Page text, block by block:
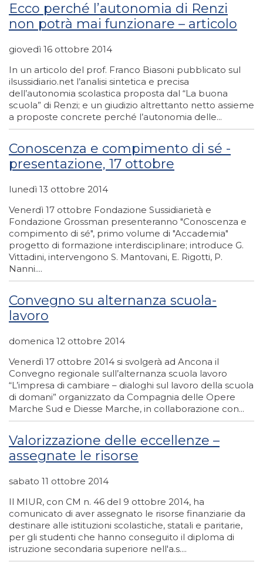
Ecco perché l’autonomia di Renzi
non potrà mai funzionare – articolo
giovedì 16 ottobre 2014
In un articolo del prof. Franco Biasoni pubblicato sul
ilsussidiario.net l’analisi sintetica e precisa
dell’autonomia scolastica proposta dal “La buona
scuola” di Renzi; e un giudizio altrettanto netto assieme
a proposte concrete perché l’autonomia delle...
Conoscenza e compimento di sé -
presentazione, 17 ottobre
lunedì 13 ottobre 2014
Venerdì 17 ottobre Fondazione Sussidiarietà e
Fondazione Grossman presenteranno "Conoscenza e
compimento di sé", primo volume di "Accademia"
progetto di formazione interdisciplinare; introduce G.
Vittadini, intervengono S. Mantovani, E. Rigotti, P.
Nanni....
Convegno su alternanza scuola-
lavoro
domenica 12 ottobre 2014
Venerdì 17 ottobre 2014 si svolgerà ad Ancona il
Convegno regionale sull’alternanza scuola lavoro
“L’impresa di cambiare – dialoghi sul lavoro della scuola
di domani” organizzato da Compagnia delle Opere
Marche Sud e Diesse Marche, in collaborazione con...
Valorizzazione delle eccellenze –
assegnate le risorse
sabato 11 ottobre 2014
Il MIUR, con CM n. 46 del 9 ottobre 2014, ha
comunicato di aver assegnato le risorse finanziarie da
destinare alle istituzioni scolastiche, statali e paritarie,
per gli studenti che hanno conseguito il diploma di
istruzione secondaria superiore nell'a.s....